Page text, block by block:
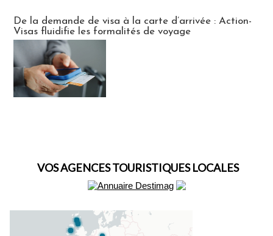
De la demande de visa à la carte d’arrivée : Action-
Visas fluidifie les formalités de voyage
VOS AGENCES TOURISTIQUES LOCALES